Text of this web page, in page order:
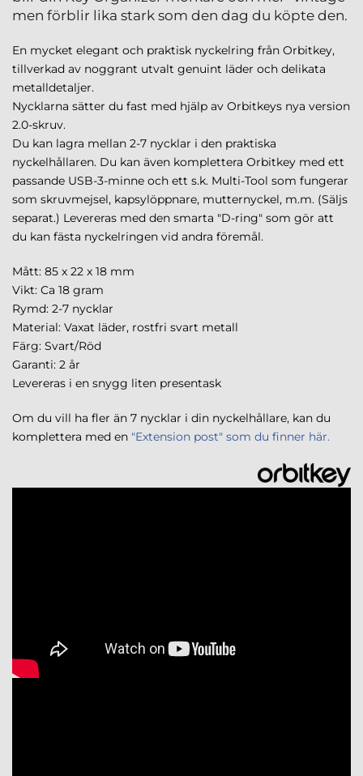
men förblir lika stark som den dag du köpte den.
En mycket elegant och praktisk nyckelring från Orbitkey,
tillverkad av noggrant utvalt genuint läder och delikata
metalldetaljer.
Nycklarna sätter du fast med hjälp av Orbitkeys nya version
2.0-skruv.
Du kan lagra mellan 2-7 nycklar i den praktiska
nyckelhållaren. Du kan även komplettera Orbitkey med ett
passande USB-3-minne och ett s.k. Multi-Tool som fungerar
som skruvmejsel, kapsylöppnare, mutternyckel, m.m. (Säljs
separat.) Levereras med den smarta "D-ring" som gör att
du kan fästa nyckelringen vid andra föremål.
Mått: 85 x 22 x 18 mm
Vikt: Ca 18 gram
Rymd: 2-7 nycklar
Material: Vaxat läder, rostfri svart metall
Färg: Svart/Röd
Garanti: 2 år
Levereras i en snygg liten presentask
Om du vill ha fler än 7 nycklar i din nyckelhållare, kan du
komplettera med en "Extension post" som du finner här.